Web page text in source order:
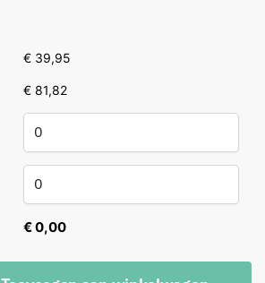
€ 39,95
€ 81,82
€ 0,00